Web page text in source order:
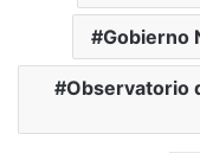
Gobierno
Observatorio